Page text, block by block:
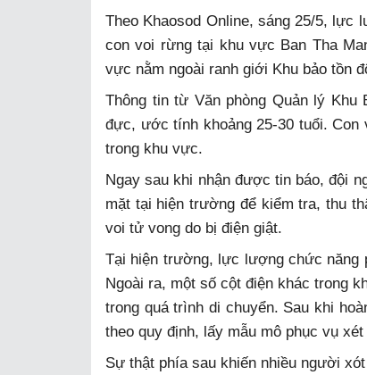
Theo Khaosod Online, sáng 25/5, lực
con voi rừng tại khu vực Ban Tha
vực nằm ngoài ranh giới Khu bảo tồn
Thông tin từ Văn phòng Quản lý
đực, ước tính khoảng 25-30 tuổi. Con
trong khu vực.
Ngay sau khi nhận được tin báo, đội
mặt tại hiện trường để kiểm tra, thu
voi tử vong do bị điện giật.
Tại hiện trường, lực lượng chức năng
Ngoài ra, một số cột điện khác trong
trong quá trình di chuyển. Sau khi
theo quy định, lấy mẫu mô phục vụ
Sự thật phía sau khiến nhiều người